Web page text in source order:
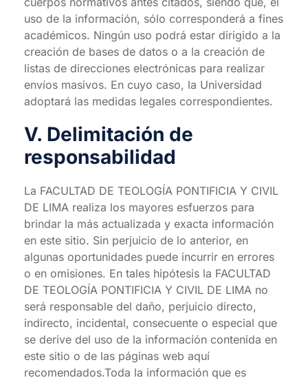
uso de la información, sólo corresponderá a fines
académicos. Ningún uso podrá estar dirigido a la
creación de bases de datos o a la creación de
listas de direcciones electrónicas para realizar
envíos masivos. En cuyo caso, la Universidad
adoptará las medidas legales correspondientes.
V. Delimitación de
responsabilidad
La FACULTAD DE TEOLOGÍA PONTIFICIA Y CIVIL
DE LIMA realiza los mayores esfuerzos para
brindar la más actualizada y exacta información
en este sitio. Sin perjuicio de lo anterior, en
algunas oportunidades puede incurrir en errores
o en omisiones. En tales hipótesis la FACULTAD
DE TEOLOGÍA PONTIFICIA Y CIVIL DE LIMA no
será responsable del daño, perjuicio directo,
indirecto, incidental, consecuente o especial que
se derive del uso de la información contenida en
este sitio o de las páginas web aquí
recomendados.Toda la información que es